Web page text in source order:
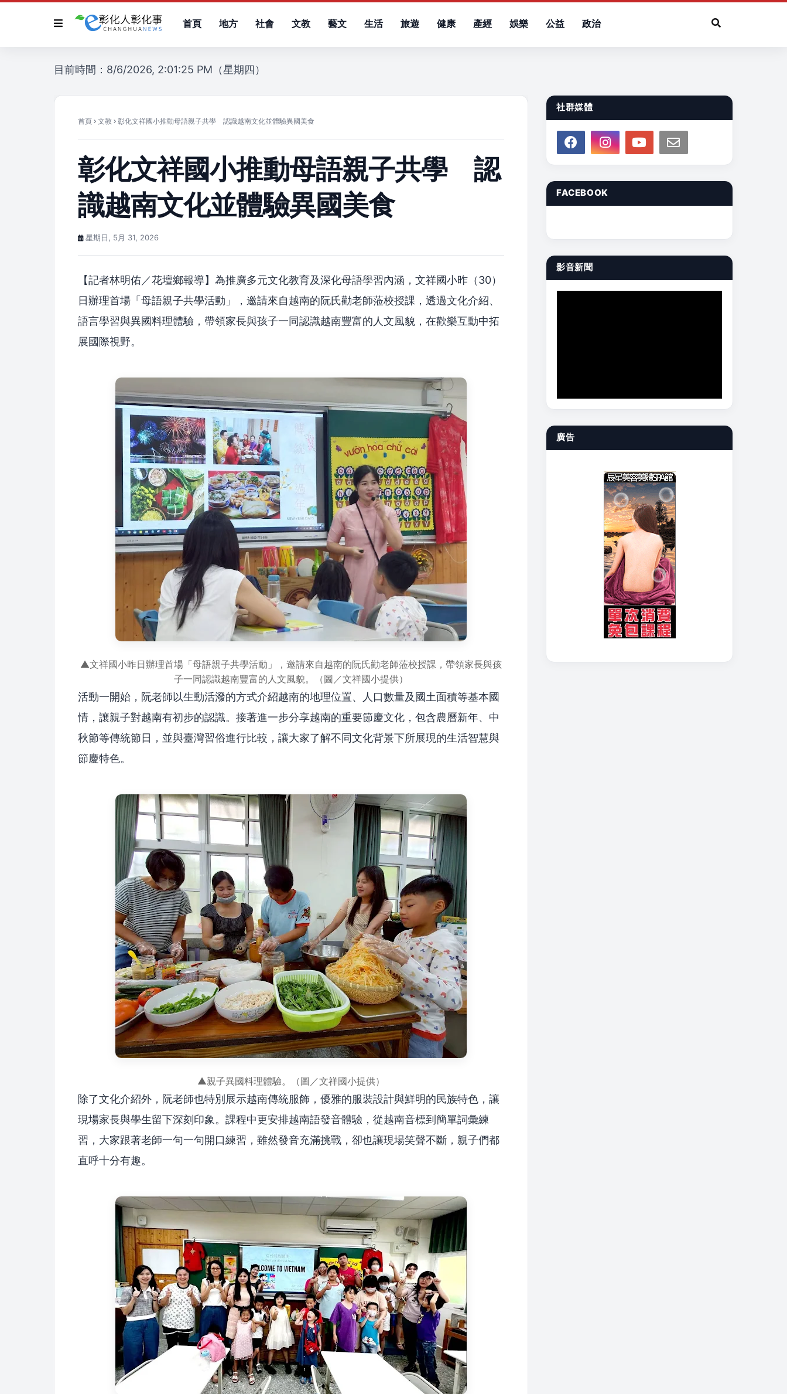
首頁 地方 社會 文教 藝文 生活 旅遊 健康 產經 娛樂 公益 政治
目前時間：8/6/2026, 2:01:25 PM（星期四）
首頁 文教 彰化文祥國小推動母語親子共學 認識越南文化並體驗異國美食
彰化文祥國小推動母語親子共學 認
識越南文化並體驗異國美食
星期日, 5月 31, 2026
【記者林明佑／花壇鄉報導】為推廣多元文化教育及深化母語學習內涵，文祥國小昨（30）
日辦理首場「母語親子共學活動」，邀請來自越南的阮氏勸老師蒞校授課，透過文化介紹、
語言學習與異國料理體驗，帶領家長與孩子一同認識越南豐富的人文風貌，在歡樂互動中拓
展國際視野。
▲文祥國小昨日辦理首場「母語親子共學活動」，邀請來自越南的阮氏勸老師蒞校授課，帶領家長與孩
子一同認識越南豐富的人文風貌。（圖／文祥國小提供）
活動一開始，阮老師以生動活潑的方式介紹越南的地理位置、人口數量及國土面積等基本國
情，讓親子對越南有初步的認識。接著進一步分享越南的重要節慶文化，包含農曆新年、中
秋節等傳統節日，並與臺灣習俗進行比較，讓大家了解不同文化背景下所展現的生活智慧與
節慶特色。
▲親子異國料理體驗。（圖／文祥國小提供）
除了文化介紹外，阮老師也特別展示越南傳統服飾，優雅的服裝設計與鮮明的民族特色，讓
現場家長與學生留下深刻印象。課程中更安排越南語發音體驗，從越南音標到簡單詞彙練
習，大家跟著老師一句一句開口練習，雖然發音充滿挑戰，卻也讓現場笑聲不斷，親子們都
直呼十分有趣。
社群媒體
FACEBOOK
影音新聞
廣告